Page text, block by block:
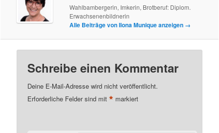
Wahlbambergerin, Imkerin, Brotberuf: Diplom.
Erwachsenenbildnerin
Alle Beiträge von Ilona Munique anzeigen →
Schreibe einen Kommentar
Deine E-Mail-Adresse wird nicht veröffentlicht.
Erforderliche Felder sind mit* markiert